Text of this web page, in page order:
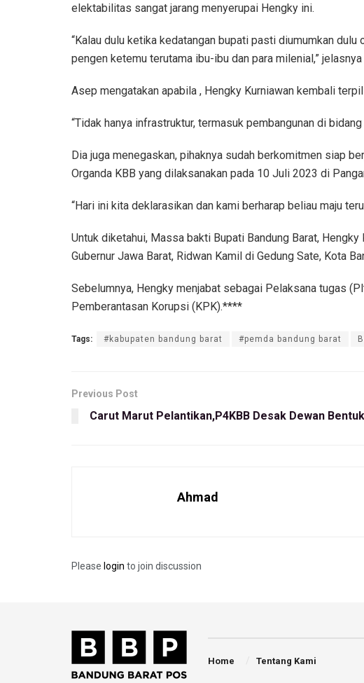
elektabilitas sangat jarang menyerupai Hengky ini.
“Kalau dulu ketika kedatangan bupati pasti diumumkan
pengen ketemu terutama ibu-ibu dan para milenial,” jelasnya
Asep mengatakan apabila , Hengky Kurniawan kembali
“Tidak hanya infrastruktur, termasuk pembangunan di
Dia juga menegaskan, pihaknya sudah berkomitmen siap
Organda KBB yang dilaksanakan pada 10 Juli 2023 di
“Hari ini kita deklarasikan dan kami berharap beliau maju
Untuk diketahui, Massa bakti Bupati Bandung Barat,
Gubernur Jawa Barat, Ridwan Kamil di Gedung Sate, Kota
Sebelumnya, Hengky menjabat sebagai Pelaksana tugas
Pemberantasan Korupsi (KPK).****
Tags: #kabupaten bandung barat #pemda bandung barat
Previous Post
Carut Marut Pelantikan,P4KBB Desak Dewan
Ahmad
Please login to join discussion
Home Tentang Kami